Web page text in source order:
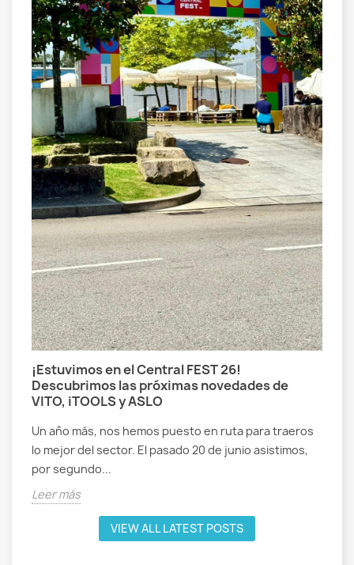
¡Estuvimos en el Central FEST 26!
Descubrimos las próximas novedades de
VITO, iTOOLS y ASLO
Un año más, nos hemos puesto en ruta para traeros
lo mejor del sector. El pasado 20 de junio asistimos,
por segundo...
Leer más
VIEW ALL LATEST POSTS